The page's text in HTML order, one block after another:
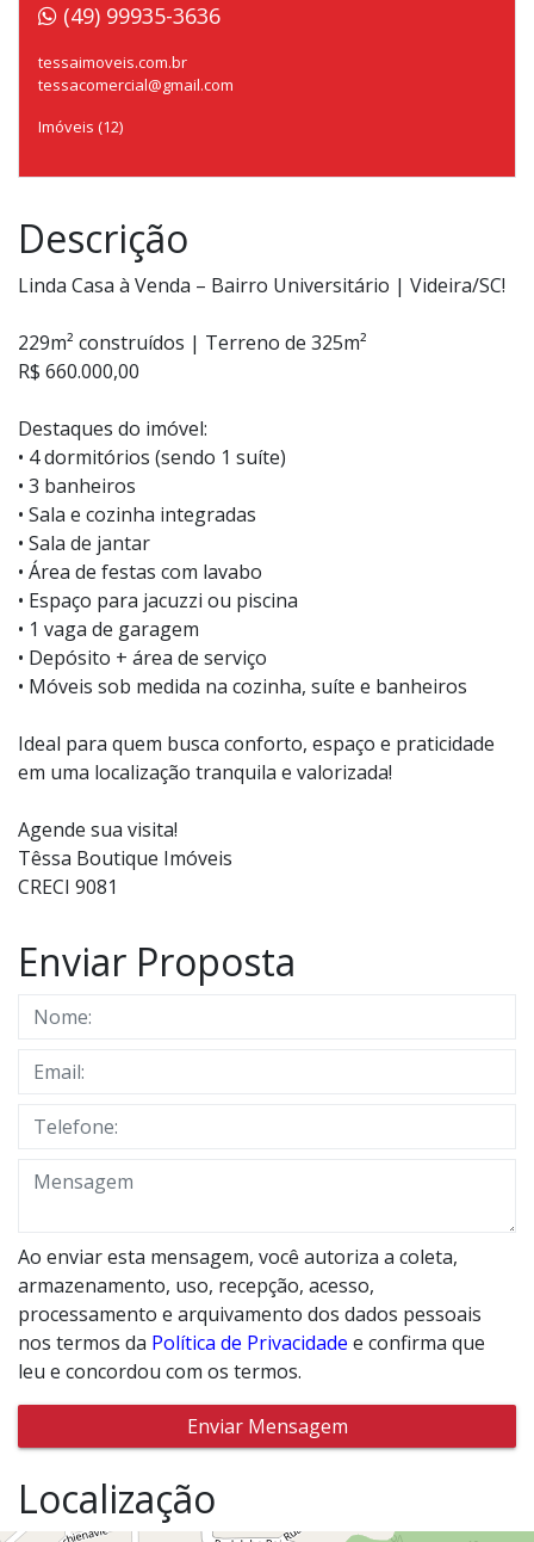
(49) 99935-3636
tessaimoveis.com.br
tessacomercial@gmail.com
Imóveis (12)
Descrição
Linda Casa à Venda – Bairro Universitário | Videira/SC!
229m² construídos | Terreno de 325m²
R$ 660.000,00
Destaques do imóvel:
• 4 dormitórios (sendo 1 suíte) ️
• 3 banheiros
• Sala e cozinha integradas ️
• Sala de jantar
• Área de festas com lavabo
• Espaço para jacuzzi ou piscina ‍️
• 1 vaga de garagem
• Depósito + área de serviço
• Móveis sob medida na cozinha, suíte e banheiros
Ideal para quem busca conforto, espaço e praticidade
em uma localização tranquila e valorizada!
Agende sua visita!
Têssa Boutique Imóveis
CRECI 9081
Enviar Proposta
Ao enviar esta mensagem, você autoriza a coleta,
armazenamento, uso, recepção, acesso,
processamento e arquivamento dos dados pessoais
nos termos da Política de Privacidade e confirma que
leu e concordou com os termos.
Enviar Mensagem
Localização